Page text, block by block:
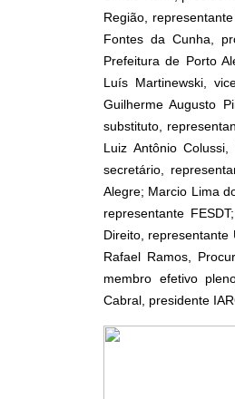
Região,
Fontes da Cunha,
Prefeitura de Porto
Luís Martinewski,
Guilherme Augusto
substituto,
Luiz Antônio
secretário,
Alegre; Marcio Lima
representante
Direito, representante
Rafael Ramos,
membro efetivo
Cabral, presidente